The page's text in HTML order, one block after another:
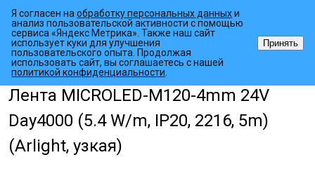
Главная страница • Каталог товаров • Светодиодные ленты
Лента MICROLED-M120-4mm 24V
Day4000 (5.4 W/m, IP20, 2216, 5m)
(Arlight, узкая)
Я согласен наобработку персональных данныхи
анализ пользовательской активности с помощью
сервиса «Яндекс Метрика». Также наш сайт
использует куки для улучшения
пользовательского опыта. Продолжая
использовать сайт, вы соглашаетесь с нашей
политикой конфиденциальности
Принять